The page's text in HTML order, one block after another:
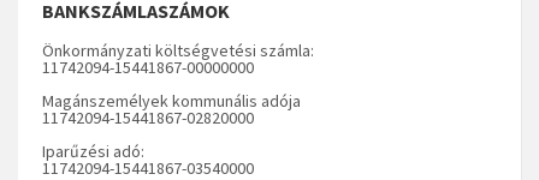
BANKSZÁMLASZÁMOK
Önkormányzati költségvetési számla:
11742094-15441867-00000000
Magánszemélyek kommunális adója
11742094-15441867-02820000
Iparűzési adó:
11742094-15441867-03540000